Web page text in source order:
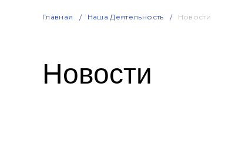
Главная Наша Деятельность Новости
Новости